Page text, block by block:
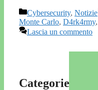
Categorie
Cybersecurity, Notizie
Monte Carlo, D4rk4rmy,
Lascia un commento
Categorie